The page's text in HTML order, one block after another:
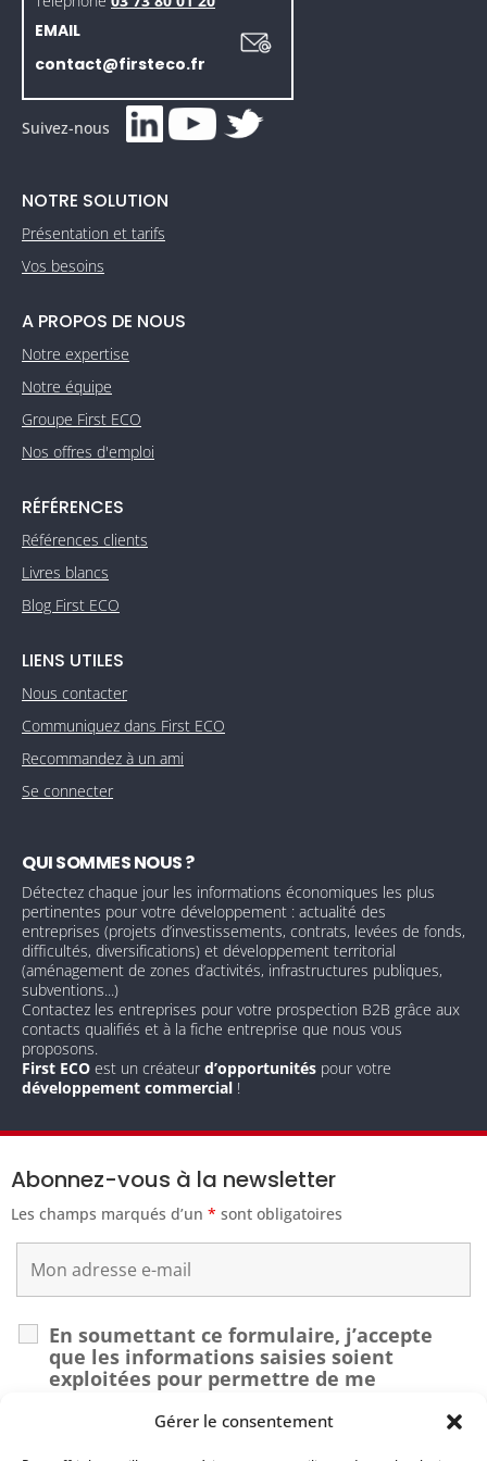
Gérer le consentement
EMAIL
contact@firsteco.fr
Suivez-nous
NOTRE SOLUTION
Présentation et tarifs
Vos besoins
A PROPOS DE NOUS
Notre expertise
Notre équipe
Groupe First ECO
Nos offres d'emploi
RÉFÉRENCES
Références clients
Livres blancs
Blog First ECO
LIENS UTILES
Nous contacter
Communiquez dans First ECO
Recommandez à un ami
Se connecter
QUI SOMMES NOUS ?
Détectez chaque jour les informations économiques les plus
pertinentes pour votre développement : actualité des
entreprises (projets d’investissements, contrats, levées de fonds,
difficultés, diversifications) et développement territorial
(aménagement de zones d’activités, infrastructures publiques,
subventions...)
Contactez les entreprises pour votre prospection B2B grâce aux
contacts qualifiés et à la fiche entreprise que nous vous
proposons.
First ECO est un créateurd’opportunités pour votre
développement commercial !
Abonnez-vous à la newsletter
Les champs marqués d’un * sont obligatoires
En soumettant ce formulaire, j’accepte
que les informations saisies soient
exploitées pour permettre de me